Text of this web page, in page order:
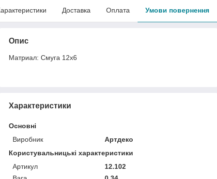
Доставка Оплата Умови повернення
Опис
Матриал: Смуга 12х6
Характеристики
Основні
Виробник
Артдеко
Користувальницькі характеристики
Артикул
12.102